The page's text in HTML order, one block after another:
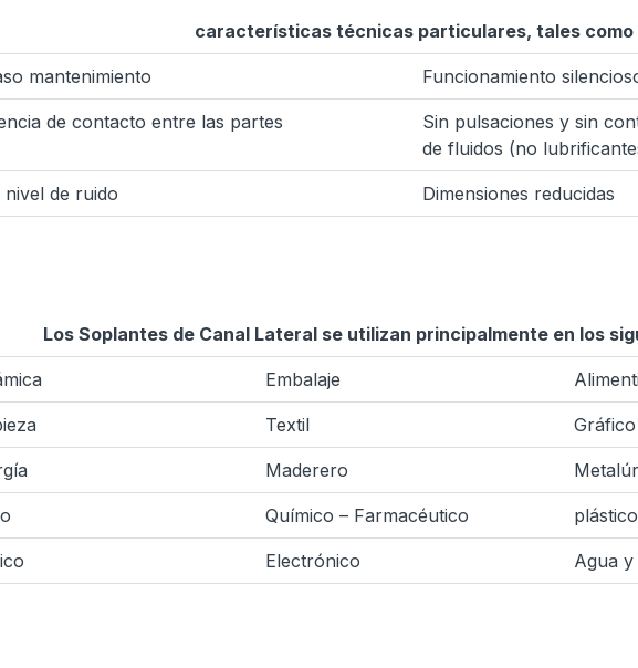
características técnicas particulares, tales como
mantenimiento Funcionamiento
de contacto entre las partes
Sin pulsaciones y sin
de fluidos (no
nivel de ruido Dimensiones reducidas
Los Soplantes de Canal Lateral se utilizan principalmente en los
Embalaje
Textil Gráfico
Maderero
Químico – Farmacéutico
Electrónico Agua